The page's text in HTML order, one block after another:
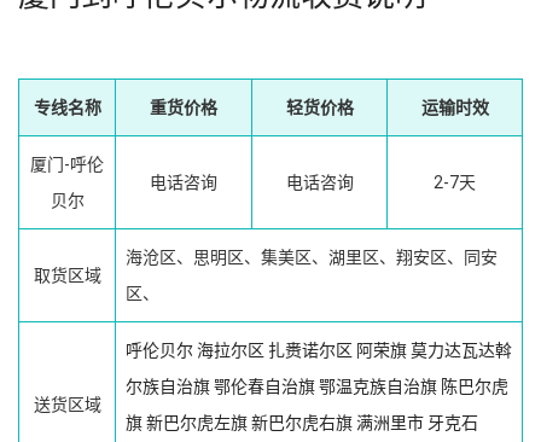
专线名称 重货价格 轻货价格 运输时效
厦门-呼伦
贝尔
电话咨询 电话咨询 2-7天
取货区域
海沧区、思明区、集美区、湖里区、翔安区、同安
区、
送货区域
呼伦贝尔海拉尔区 扎赉诺尔区 阿荣旗莫力达瓦达斡
尔族自治旗鄂伦春自治旗鄂温克族自治旗 陈巴尔虎
旗新巴尔虎左旗新巴尔虎右旗满洲里市 牙克石